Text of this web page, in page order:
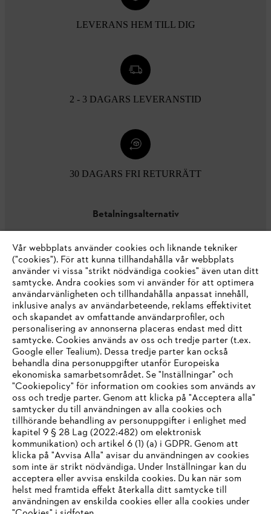
LEVERANS HEM TILL DIG
2 - 3 DAGARS LEVERANSTID
30 DAGARS FRI RETURRÄTT
Betalningsalternativ
Företaget
STIHL FAQ
Service
Allmänna villkor och bestämmelser
Integritetspolicy
IHR BROWSER WIRD NICHT
UNTERSTÜTZT
Sie nutzen einen Browser, den wir noch nicht unterstützen. Für
eine optimale Nutzung unserer Seite empfehlen wir Ihnen, zu
Vår webbplats använder cookies och liknande tekniker
("cookies"). För att kunna tillhandahålla vår webbplats
använder vi vissa "strikt nödvändiga cookies" även utan ditt
samtycke. Andra cookies som vi använder för att optimera
användarvänligheten och tillhandahålla anpassat innehåll,
inklusive analys av användarbeteende, reklams effektivitet
och skapandet av omfattande användarprofiler, och
personalisering av annonserna placeras endast med ditt
samtycke. Cookies används av oss och tredje parter (t.ex.
Google eller Tealium). Dessa tredje parter kan också
behandla dina personuppgifter utanför Europeiska
ekonomiska samarbetsområdet. Se "Inställningar" och
"Cookiepolicy" för information om cookies som används av
oss och tredje parter. Genom att klicka på "Acceptera alla"
samtycker du till användningen av alla cookies och
tillhörande behandling av personuppgifter i enlighet med
kapitel 9 § 28 Lag (2022:482) om elektronisk
kommunikation) och artikel 6 (1) (a) i GDPR. Genom att
klicka på "Avvisa Alla" avisar du användningen av cookies
som inte är strikt nödvändiga. Under Inställningar kan du
acceptera eller avvisa enskilda cookies. Du kan när som
helst med framtida effekt återkalla ditt samtycke till
användningen av enskilda cookies eller alla cookies under